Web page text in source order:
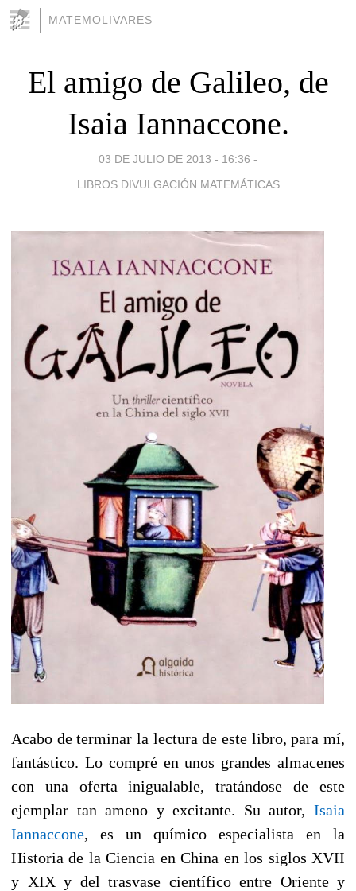
MATEMOLIVARES
El amigo de Galileo, de
Isaia Iannaccone.
03 DE JULIO DE 2013 - 16:36 -
LIBROS DIVULGACIÓN MATEMÁTICAS
Acabo de terminar la lectura de este libro, para mí,
fantástico. Lo compré en unos grandes almacenes
con una oferta inigualable, tratándose de este
ejemplar tan ameno y excitante. Su autor, Isaia
Iannaccone, es un químico especialista en la
Historia de la Ciencia en China en los siglos XVII
y XIX y del trasvase científico entre Oriente y